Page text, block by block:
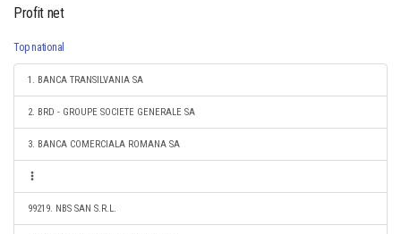
Profit net
Top national
1. BANCA TRANSILVANIA SA
2. BRD - GROUPE SOCIETE GENERALE SA
3. BANCA COMERCIALA ROMANA SA
99219. NBS SAN S.R.L.